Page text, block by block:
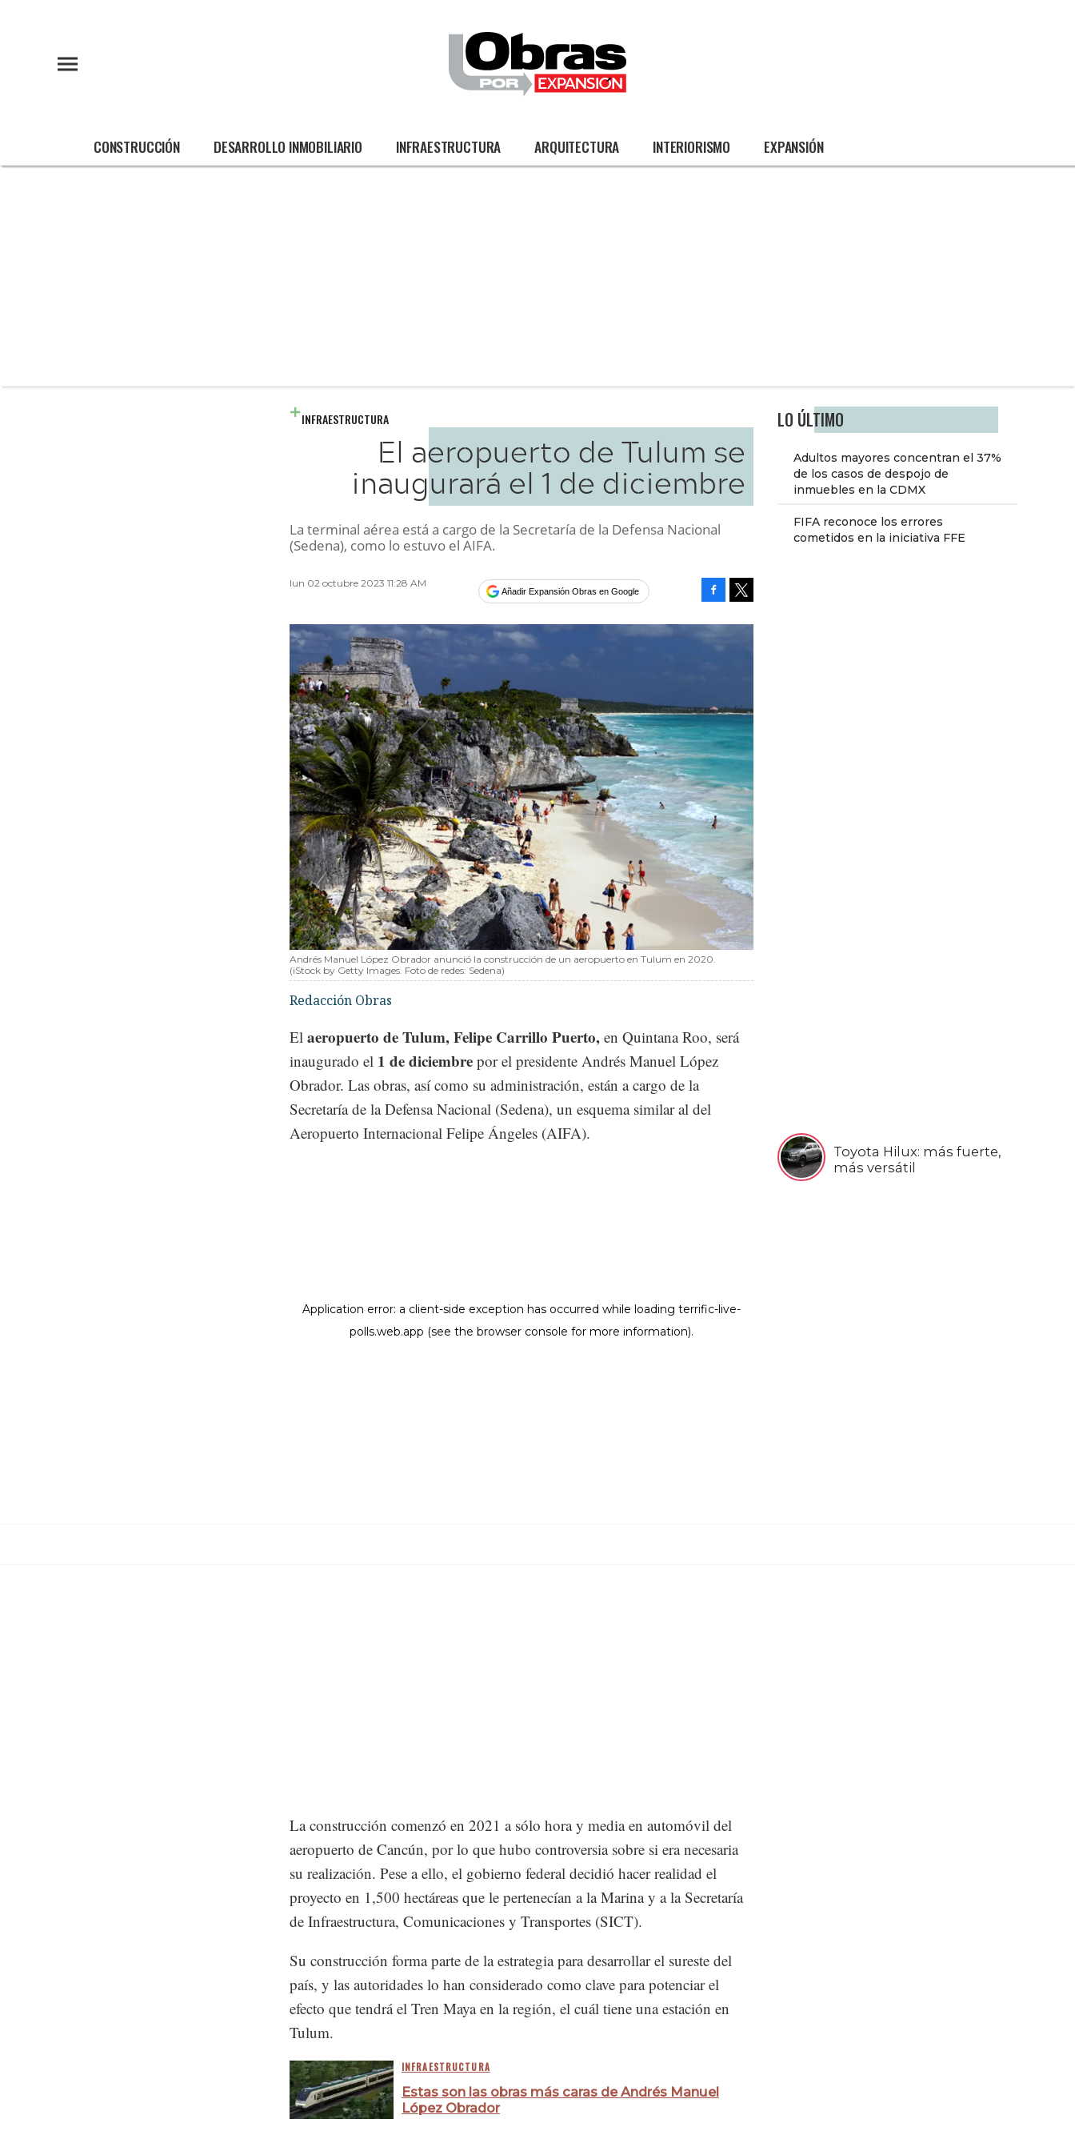
CONSTRUCCIÓN DESARROLLO INMOBILIARIO INFRAESTRUCTURA ARQUITECTURA INTERIORISMO EXPANSIÓN
LO ÚLTIMO
Adultos mayores concentran el 37%
de los casos de despojo de
inmuebles en la CDMX
FIFA reconoce los errores
cometidos en la iniciativa FFE
Toyota Hilux: más fuerte,
más versátil
INFRAESTRUCTURA
El aeropuerto de Tulum se
inaugurará el 1 de diciembre
La terminal aérea está a cargo de la Secretaría de la Defensa Nacional
(Sedena), como lo estuvo el AIFA.
lun 02 octubre 2023 11:28 AM
Añadir Expansión Obras en Google
Andrés Manuel López Obrador anunció la construcción de un aeropuerto en Tulum en 2020.
(iStock by Getty Images. Foto de redes: Sedena)
Redacción Obras
El aeropuerto de Tulum, Felipe Carrillo Puerto, en Quintana Roo, será
inaugurado el 1 de diciembre por el presidente Andrés Manuel López
Obrador. Las obras, así como su administración, están a cargo de la
Secretaría de la Defensa Nacional (Sedena), un esquema similar al del
Aeropuerto Internacional Felipe Ángeles (AIFA).
La construcción comenzó en 2021 a sólo hora y media en automóvil del
aeropuerto de Cancún, por lo que hubo controversia sobre si era necesaria
su realización. Pese a ello, el gobierno federal decidió hacer realidad el
proyecto en 1,500 hectáreas que le pertenecían a la Marina y a la Secretaría
de Infraestructura, Comunicaciones y Transportes (SICT).
Su construcción forma parte de la estrategia para desarrollar el sureste del
país, y las autoridades lo han considerado como clave para potenciar el
efecto que tendrá el Tren Maya en la región, el cuál tiene una estación en
Tulum.
INFRAESTRUCTURA
Estas son las obras más caras de Andrés Manuel
López Obrador